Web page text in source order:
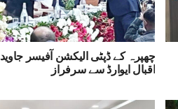
چھپرہ کے ڈپٹی الیکشن آفیسر جاوید
اقبال ایوارڈ سے سرفراز